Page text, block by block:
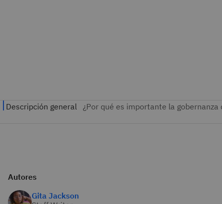
Autores
Gita Jackson